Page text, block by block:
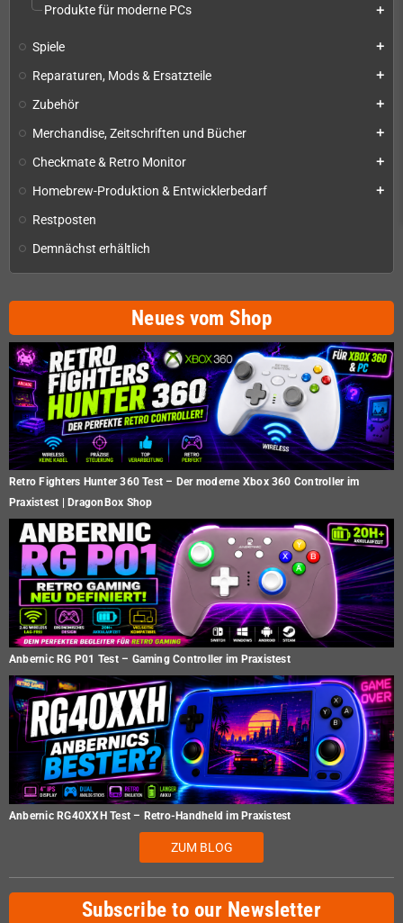
Produkte für moderne PCs add
Spiele add
Reparaturen, Mods & Ersatzteile add
Zubehör add
Merchandise, Zeitschriften und Bücher add
Checkmate & Retro Monitor add
Homebrew-Produktion & Entwicklerbedarf add
Restposten
Demnächst erhältlich
Neues vom Shop
Retro Fighters Hunter 360 Test – Der moderne Xbox 360 Controller im
Praxistest | DragonBox Shop
Anbernic RG P01 Test – Gaming Controller im Praxistest
Anbernic RG40XXH Test – Retro-Handheld im Praxistest
ZUM BLOG
Subscribe to our Newsletter